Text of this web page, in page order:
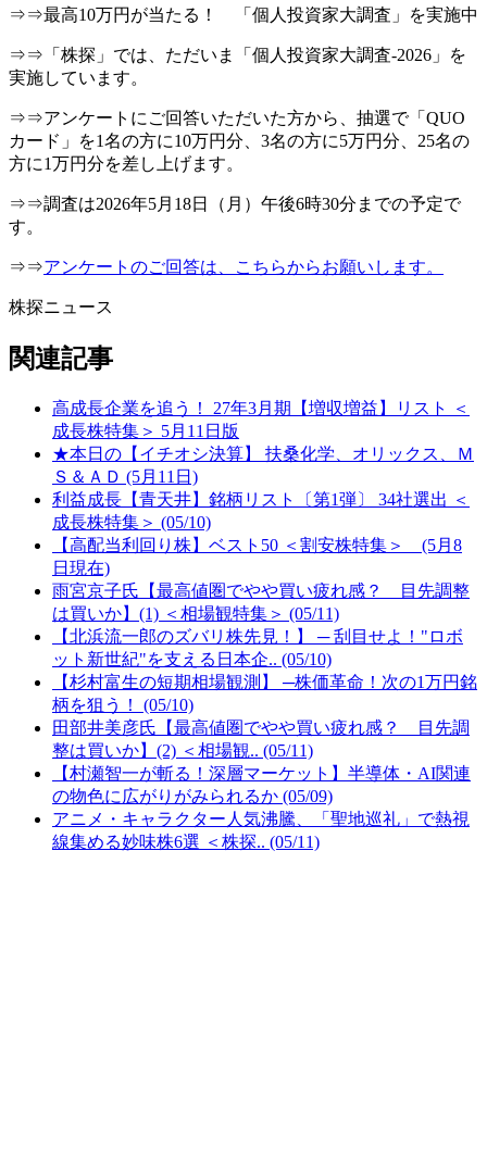
⇒⇒最高10万円が当たる！ 「個人投資家大調査」を実施中
⇒⇒「株探」では、ただいま「個人投資家大調査-2026」を
実施しています。
⇒⇒アンケートにご回答いただいた方から、抽選で「QUO
カード」を1名の方に10万円分、3名の方に5万円分、25名の
方に1万円分を差し上げます。
⇒⇒調査は2026年5月18日（月）午後6時30分までの予定で
す。
⇒⇒アンケートのご回答は、こちらからお願いします。
株探ニュース
関連記事
高成長企業を追う！ 27年3月期【増収増益】リスト ＜
成長株特集＞ 5月11日版
★本日の【イチオシ決算】 扶桑化学、オリックス、Ｍ
Ｓ＆ＡＤ (5月11日)
利益成長【青天井】銘柄リスト〔第1弾〕 34社選出 ＜
成長株特集＞ (05/10)
【高配当利回り株】ベスト50 ＜割安株特集＞ (5月8
日現在)
雨宮京子氏【最高値圏でやや買い疲れ感？ 目先調整
は買いか】(1) ＜相場観特集＞ (05/11)
【北浜流一郎のズバリ株先見！】 ─ 刮目せよ！"ロボ
ット新世紀"を支える日本企.. (05/10)
【杉村富生の短期相場観測】 ─株価革命！次の1万円銘
柄を狙う！ (05/10)
田部井美彦氏【最高値圏でやや買い疲れ感？ 目先調
整は買いか】(2) ＜相場観.. (05/11)
【村瀬智一が斬る！深層マーケット】半導体・AI関連
の物色に広がりがみられるか (05/09)
アニメ・キャラクター人気沸騰、「聖地巡礼」で熱視
線集める妙味株6選 ＜株探.. (05/11)